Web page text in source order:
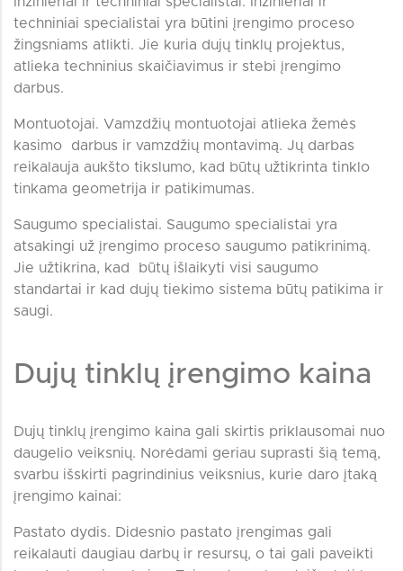
techniniai specialistai yra būtini įrengimo proceso
žingsniams atlikti. Jie kuria dujų tinklų projektus,
atlieka techninius skaičiavimus ir stebi įrengimo
darbus.
Montuotojai. Vamzdžių montuotojai atlieka žemės
kasimo darbus ir vamzdžių montavimą. Jų darbas
reikalauja aukšto tikslumo, kad būtų užtikrinta tinklo
tinkama geometrija ir patikimumas.
Saugumo specialistai. Saugumo specialistai yra
atsakingi už įrengimo proceso saugumo patikrinimą.
Jie užtikrina, kad būtų išlaikyti visi saugumo
standartai ir kad dujų tiekimo sistema būtų patikima ir
saugi.
Dujų tinklų įrengimo kaina
Dujų tinklų įrengimo kaina gali skirtis priklausomai nuo
daugelio veiksnių. Norėdami geriau suprasti šią temą,
svarbu išskirti pagrindinius veiksnius, kurie daro įtaką
įrengimo kainai:
Pastato dydis. Didesnio pastato įrengimas gali
reikalauti daugiau darbų ir resursų, o tai gali paveikti